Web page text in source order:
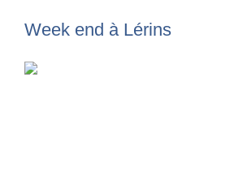
Week end à Lérins